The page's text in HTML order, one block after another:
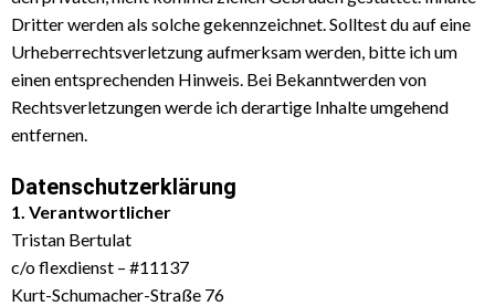
Dritter werden als solche gekennzeichnet. Solltest du auf eine
Urheberrechtsverletzung aufmerksam werden, bitte ich um
einen entsprechenden Hinweis. Bei Bekanntwerden von
Rechtsverletzungen werde ich derartige Inhalte umgehend
entfernen.
Datenschutzerklärung
1. Verantwortlicher
Tristan Bertulat
c/o flexdienst – #11137
Kurt-Schumacher-Straße 76